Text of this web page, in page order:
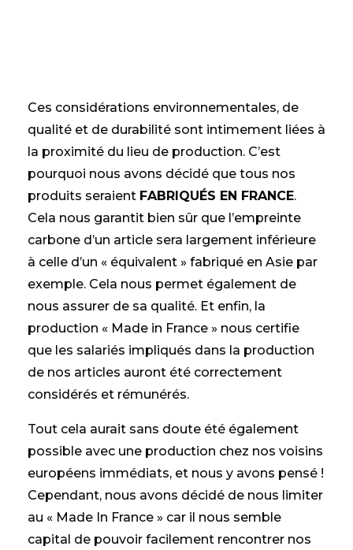
Ces considérations environnementales, de
qualité et de durabilité sont intimement liées à
la proximité du lieu de production. C’est
pourquoi nous avons décidé que tous nos
produits seraient FABRIQUÉS EN FRANCE.
Cela nous garantit bien sûr que l’empreinte
carbone d’un article sera largement inférieure
à celle d’un « équivalent » fabriqué en Asie par
exemple. Cela nous permet également de
nous assurer de sa qualité. Et enfin, la
production « Made in France » nous certifie
que les salariés impliqués dans la production
de nos articles auront été correctement
considérés et rémunérés.
Tout cela aurait sans doute été également
possible avec une production chez nos voisins
européens immédiats, et nous y avons pensé !
Cependant, nous avons décidé de nous limiter
au « Made In France » car il nous semble
capital de pouvoir facilement rencontrer nos